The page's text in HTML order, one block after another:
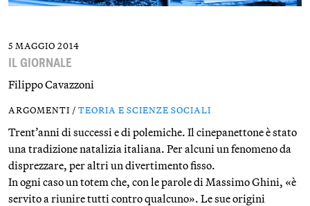
5 MAGGIO 2014
IL GIORNALE
Filippo Cavazzoni
ARGOMENTI / TEORIA E SCIENZE SOCIALI
Trent’anni di successi e di polemiche. Il cinepanettone è stato
una tradizione natalizia italiana. Per alcuni un fenomeno da
disprezzare, per altri un divertimento fisso.
In ogni caso un totem che, con le parole di Massimo Ghini, «è
servito a riunire tutti contro qualcuno». Le sue origini